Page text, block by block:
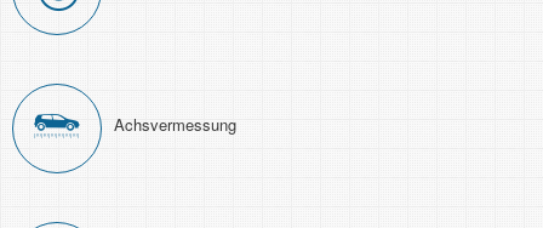
Achs­ver­messung